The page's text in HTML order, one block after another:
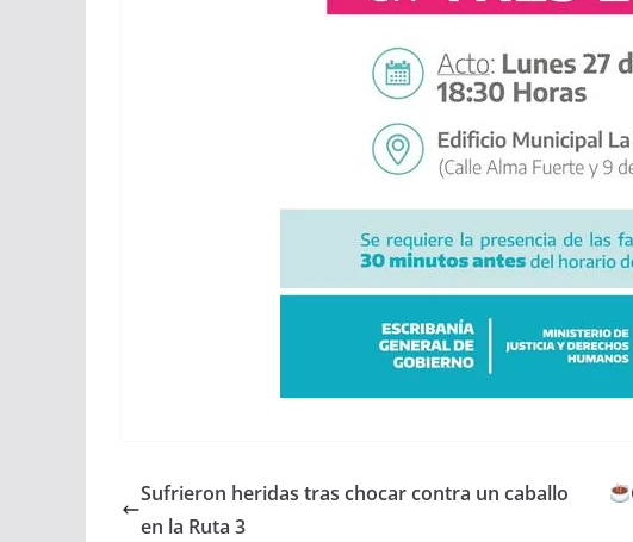
Sufrieron heridas tras chocar contra un caballo
en la Ruta 3